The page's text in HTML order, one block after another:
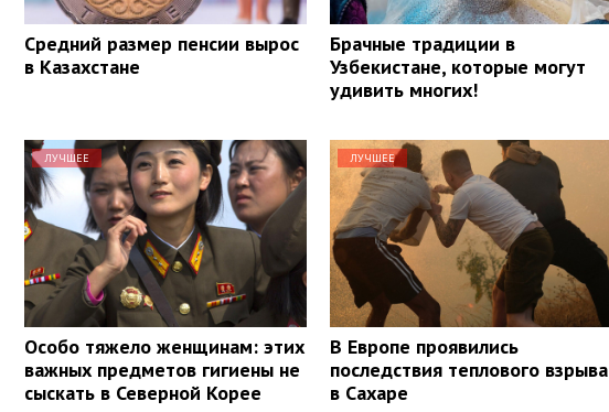
Средний размер пенсии вырос
в Казахстане
Брачные традиции в
Узбекистане, которые могут
удивить многих!
ЛУЧШЕЕ
Особо тяжело женщинам: этих
важных предметов гигиены не
сыскать в Северной Корее
ЛУЧШЕЕ
В Европе проявились
последствия теплового взрыва
в Сахаре